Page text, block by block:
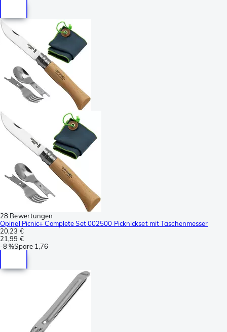
28 Bewertungen
Opinel Picnic+ Complete Set 002500 Picknickset mit Taschenmesser
20,23 €
21,99 €
-8 %Spare 1,76